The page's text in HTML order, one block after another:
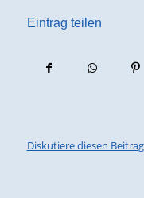
Eintrag teilen
Diskutiere diesen